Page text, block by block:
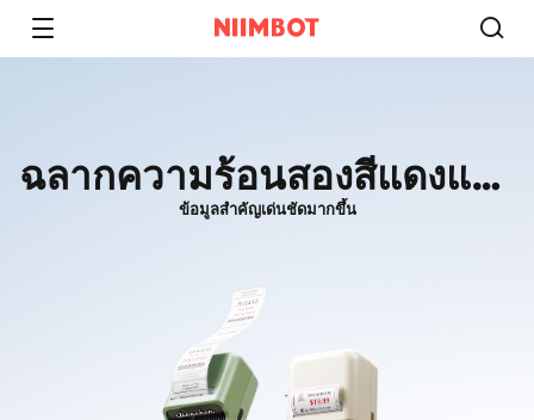
ฉลากความร้อนสองสีแดงและ
ดำ
ข้อมูลสำคัญเด่นชัดมากขึ้น